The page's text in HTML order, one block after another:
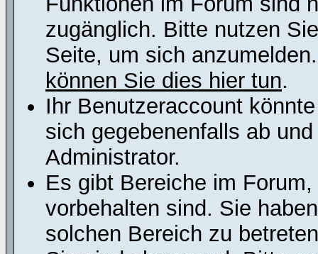
zugänglich. Bitte nutzen
Seite, um sich
können Sie dies hier tun.
Ihr Benutzeraccount
sich gegebenenfalls ab
Administrator.
Es gibt Bereiche im
vorbehalten sind. Sie
solchen Bereich zu